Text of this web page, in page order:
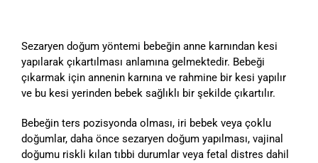
Sezaryen doğum yöntemi bebeğin anne karnından kesi
yapılarak çıkartılması anlamına gelmektedir. Bebeği
çıkarmak için annenin karnına ve rahmine bir kesi yapılır
ve bu kesi yerinden bebek sağlıklı bir şekilde çıkartılır.
Bebeğin ters pozisyonda olması, iri bebek veya çoklu
doğumlar, daha önce sezaryen doğum yapılması, vajinal
doğumu riskli kılan tıbbi durumlar veya fetal distres dahil